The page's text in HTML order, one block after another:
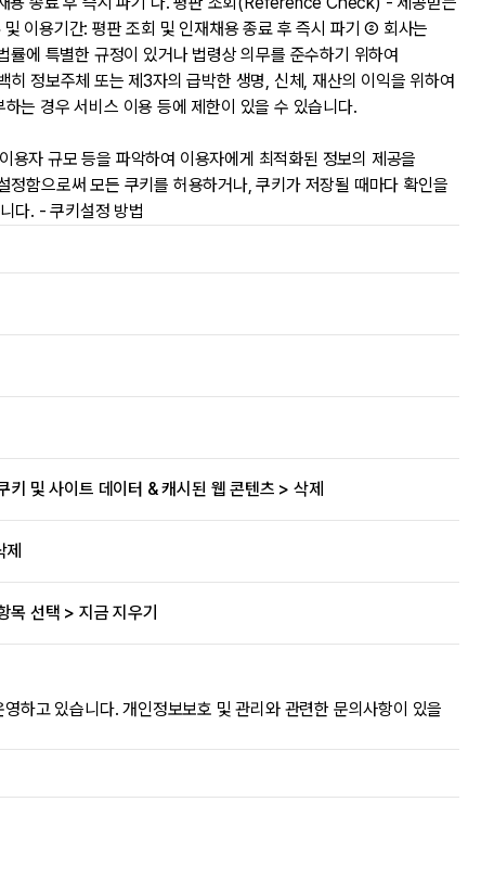
이용기간: 평판 조회 및 인재채용 종료 후 즉시 파기 ② 회사는
에 특별한 규정이 있거나 법령상 의무를 준수하기 위하여
정보주체 또는 제3자의 급박한 생명, 신체, 재산의 이익을 위하여
는 경우 서비스 이용 등에 제한이 있을 수 있습니다.
자 규모 등을 파악하여 이용자에게 최적화된 정보의 제공을
함으로써 모든 쿠키를 허용하거나, 쿠키가 저장될 때마다 확인을
다. - 쿠키설정 방법
및 사이트 데이터 & 캐시된 웹 콘텐츠 > 삭제
선택 > 지금 지우기
하고 있습니다. 개인정보보호 및 관리와 관련한 문의사항이 있을